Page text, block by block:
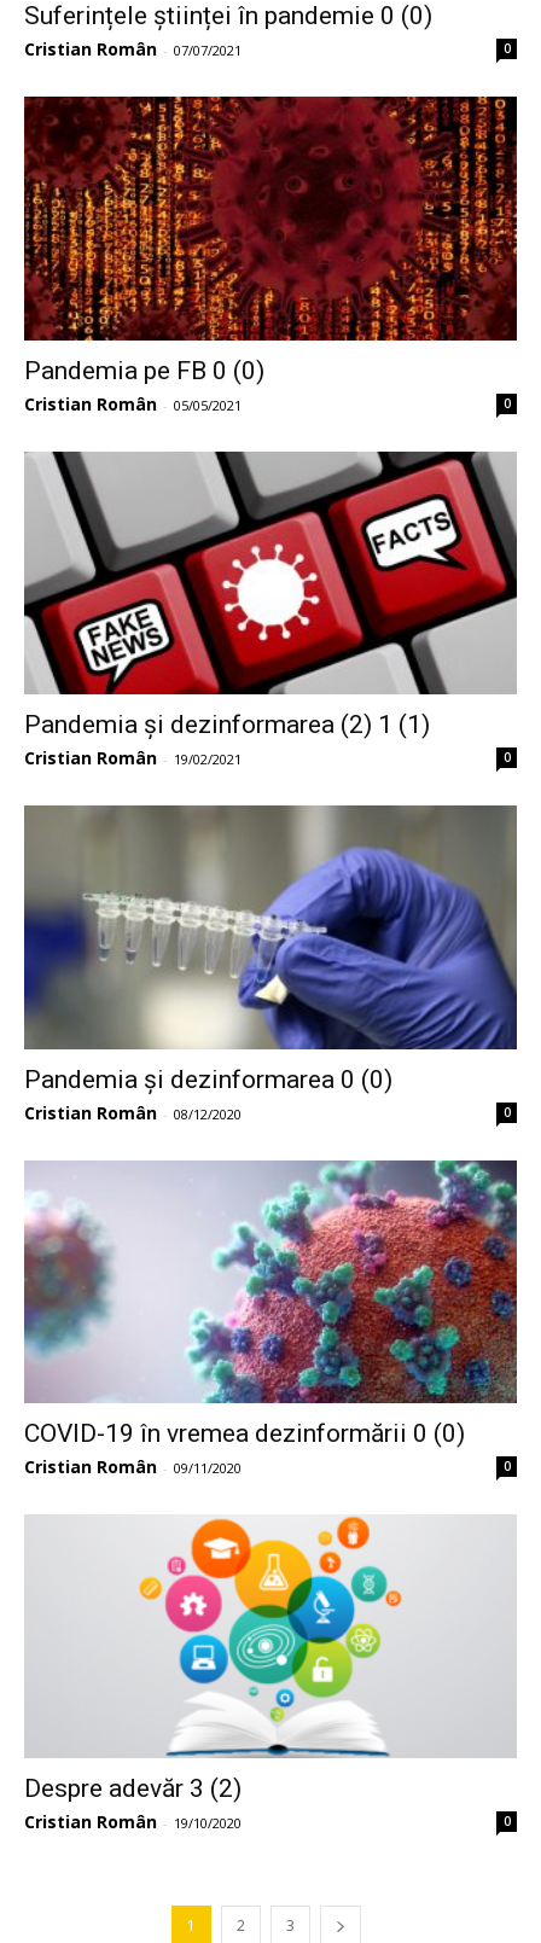
Suferințele științei în pandemie 0 (0)
Cristian Român - 07/07/2021 0
Pandemia pe FB 0 (0)
Cristian Român - 05/05/2021 0
Pandemia și dezinformarea (2) 1 (1)
Cristian Român - 19/02/2021 0
Pandemia și dezinformarea 0 (0)
Cristian Român - 08/12/2020 0
COVID-19 în vremea dezinformării 0 (0)
Cristian Român - 09/11/2020 0
Despre adevăr 3 (2)
Cristian Român - 19/10/2020 0
1 2 3